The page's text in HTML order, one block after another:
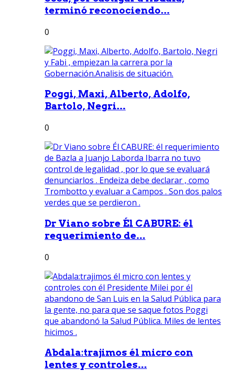
terminó reconociendo...
0
Poggi, Maxi, Alberto, Adolfo,
Bartolo, Negri...
0
Dr Viano sobre Él CABURE: él
requerimiento de...
0
Abdala:trajimos él micro con
lentes y controles...